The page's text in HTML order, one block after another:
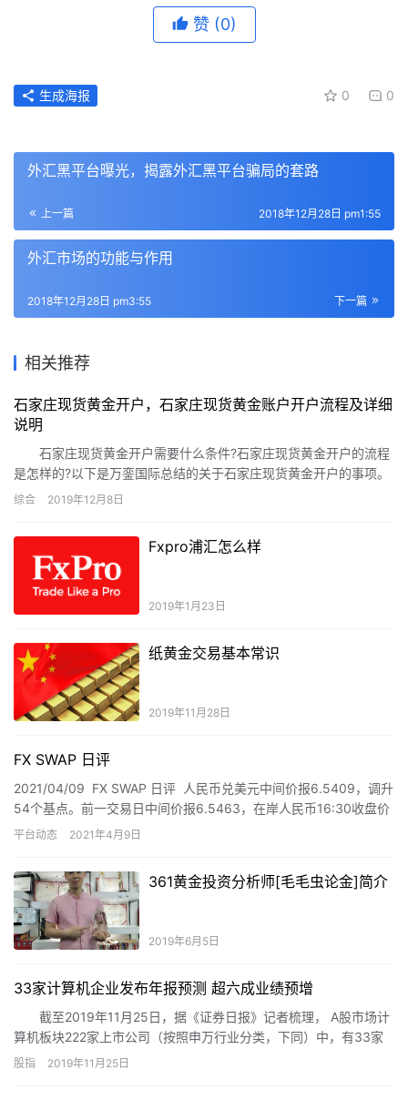
赞 (0)
0 0
生成海报
外汇黑平台曝光，揭露外汇黑平台骗局的套路
上一篇 2018年12月28日 pm1:55
外汇市场的功能与作用
下一篇
2018年12月28日 pm3:55
相关推荐
石家庄现货黄金开户，石家庄现货黄金账户开户流程及详细
说明
石家庄现货黄金开户需要什么条件?石家庄现货黄金开户的流程
是怎样的?以下是万銮国际总结的关于石家庄现货黄金开户的事项。
综合 2019年12月8日
Fxpro浦汇怎么样
2019年1月23日
纸黄金交易基本常识
2019年11月28日
FX SWAP 日评
2021/04/09 FX SWAP 日评 人民币兑美元中间价报6.5409，调升
54个基点。前一交易日中间价报6.5463，在岸人民币16:30收盘价
报6.5490，23:3…
平台动态 2021年4月9日
361黄金投资分析师[毛毛虫论金]简介
2019年6月5日
33家计算机企业发布年报预测 超六成业绩预增
截至2019年11月25日，据《证券日报》记者梳理， A股市场计
算机板块222家上市公司（按照申万行业分类，下同）中，有33家
已公布2019年度业绩预测情况，其中包括硬件（计算机设备产业）
股指 2019年11月25日